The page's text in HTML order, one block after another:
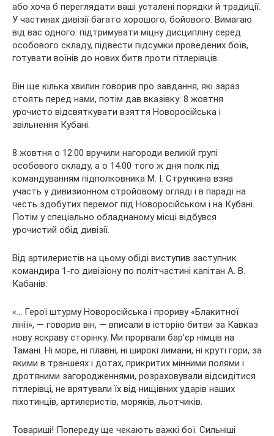
або хоча б переглядати ваші усталені порядки й традиції.
У частинах дивізії багато хорошого, бойового. Вимагаю
від вас одного: підтримувати міцну дисципліну серед
особового складу, підвести підсумки проведених боїв,
готувати воїнів до нових битв проти гітлерівців.
Він ще кілька хвилин говорив про завдання, які зараз
стоять перед нами, потім дав вказівку: 8 жовтня
урочисто відсвяткувати взяття Новоросійська і
звільнення Кубані.
8 жовтня о 12.00 вручили нагороди великій групі
особового складу, а о 14.00 того ж дня полк під
командуванням підполковника М. І. Стрункина взяв
участь у дивизионном стройовому огляді і в параді на
честь здобутих перемог під Новоросійськом і на Кубані.
Потім у спеціально обладнаному місці відбувся
урочистий обід дивізії.
Від артилеристів на цьому обіді виступив заступник
командира 1-го дивізіону по політчастині капітан А. В.
Кабанів:
«… Герої штурму Новоросійська і прориву «Блакитної
лінії», — говорив він, — вписали в історію битви за Кавказ
нову яскраву сторінку. Ми прорвали бар’єр німців на
Тамані. Ні море, ні плавні, ні широкі лимани, ні круті гори, за
якими в траншеях і дотах, прикритих мінними полями і
дротяними загородженнями, розраховували відсидітися
гітлерівці, не врятували їх від нищівних ударів наших
піхотинців, артилеристів, моряків, льотчиків.
Товариші! Попереду ще чекають важкі бої. Сильніші